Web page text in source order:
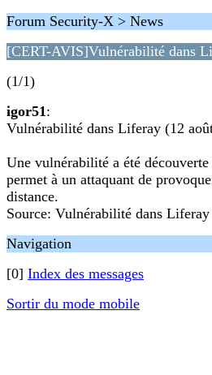
Forum Security-X > News
[CERT-AVIS]Vulnérabilité dans
(1/1)
igor51:
Vulnérabilité dans Liferay (12
Une vulnérabilité a été
permet à un attaquant de
distance.
Source: Vulnérabilité dans
Navigation
[0] Index des messages
Sortir du mode mobile